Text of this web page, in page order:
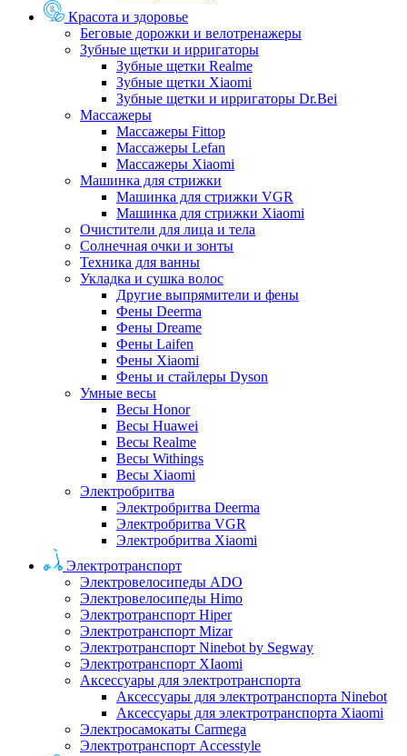
Красота и здоровье
Беговые дорожки и велотренажеры
Зубные щетки и ирригаторы
Зубные щетки Realme
Зубные щетки Xiaomi
Зубные щетки и ирригаторы Dr.Bei
Массажеры
Массажеры Fittop
Массажеры Lefan
Массажеры Xiaomi
Машинка для стрижки
Машинка для стрижки VGR
Машинка для стрижки Xiaomi
Очистители для лица и тела
Солнечная очки и зонты
Техника для ванны
Укладка и сушка волос
Другие выпрямители и фены
Фены Deerma
Фены Dreame
Фены Laifen
Фены Xiaomi
Фены и стайлеры Dyson
Умные весы
Весы Honor
Весы Huawei
Весы Realme
Весы Withings
Весы Xiaomi
Электробритва
Электробритва Deerma
Электробритва VGR
Электробритва Xiaomi
Электротранспорт
Электровелосипеды ADO
Электровелосипеды Himo
Электротранспорт Hiper
Электротранспорт Mizar
Электротранспорт Ninebot by Segway
Электротранспорт XIaomi
Аксессуары для электротранспорта
Аксессуары для электротранспорта Ninebot
Аксессуары для электротранспорта Xiaomi
Электросамокаты Carmega
Электротранспорт Accesstyle